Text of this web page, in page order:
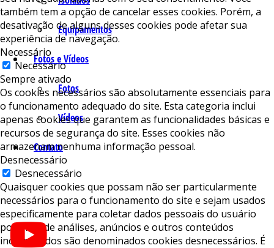
Equipamentos
Fotos e Vídeos
Fotos
Vídeos
Contato
também tem a opção de cancelar esses cookies. Porém, a
desativação de alguns desses cookies pode afetar sua
experiência de navegação.
Necessário
Necessário
Sempre ativado
Os cookies necessários são absolutamente essenciais para
o funcionamento adequado do site. Esta categoria inclui
apenas cookies que garantem as funcionalidades básicas e
recursos de segurança do site. Esses cookies não
armazenam nenhuma informação pessoal.
Desnecessário
Desnecessário
Quaisquer cookies que possam não ser particularmente
necessários para o funcionamento do site e sejam usados ​​
especificamente para coletar dados pessoais do usuário
por meio de análises, anúncios e outros conteúdos
incorporados são denominados cookies desnecessários. É